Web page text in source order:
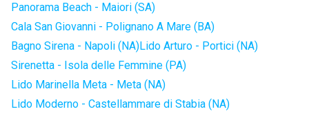
Panorama Beach - Maiori (SA)
Cala San Giovanni - Polignano A Mare (BA)
Bagno Sirena - Napoli (NA)Lido Arturo - Portici (NA)
Sirenetta - Isola delle Femmine (PA)
Lido Marinella Meta - Meta (NA)
Lido Moderno - Castellammare di Stabia (NA)